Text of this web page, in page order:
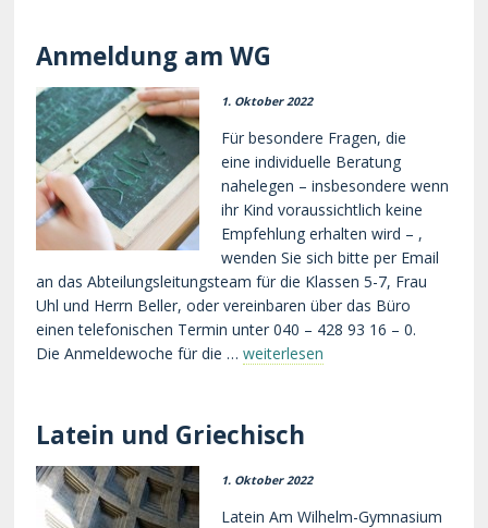
Anmeldung am WG
1. Oktober 2022
Für besondere Fragen, die
eine individuelle Beratung
nahelegen – insbesondere wenn
ihr Kind voraussichtlich keine
Empfehlung erhalten wird – ,
wenden Sie sich bitte per Email
an das Abteilungsleitungsteam für die Klassen 5-7, Frau
Uhl und Herrn Beller, oder vereinbaren über das Büro
einen telefonischen Termin unter 040 – 428 93 16 – 0.
Die Anmeldewoche für die …weiterlesen
Latein und Griechisch
1. Oktober 2022
Latein Am Wilhelm-Gymnasium